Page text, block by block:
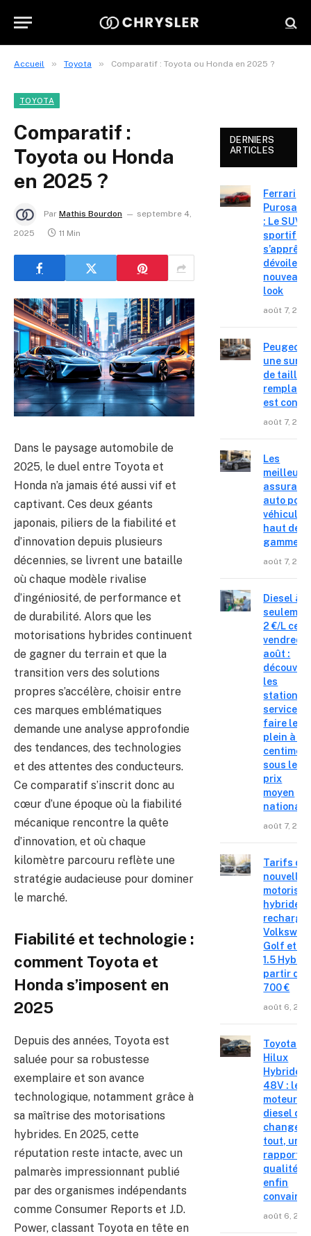
Accueil » Toyota » Comparatif : Toyota ou Honda en 2025 ?
TOYOTA
Comparatif :
Toyota ou Honda
en 2025 ?
Par Mathis Bourdon
septembre 4,
2025
11 Min
Dans le paysage automobile de
2025, le duel entre Toyota et
Honda n’a jamais été aussi vif et
captivant. Ces deux géants
japonais, piliers de la fiabilité et
d’innovation depuis plusieurs
décennies, se livrent une bataille
où chaque modèle rivalise
d’ingéniosité, de performance et
de durabilité. Alors que les
motorisations hybrides continuent
de gagner du terrain et que la
transition vers des solutions
propres s’accélère, choisir entre
ces marques emblématiques
demande une analyse approfondie
des tendances, des technologies
et des attentes des conducteurs.
Ce comparatif s’inscrit donc au
cœur d’une époque où la fiabilité
mécanique rencontre la quête
d’innovation, et où chaque
kilomètre parcouru reflète une
stratégie audacieuse pour dominer
le marché.
Fiabilité et technologie :
comment Toyota et
Honda s’imposent en
2025
Depuis des années, Toyota est
saluée pour sa robustesse
exemplaire et son avance
technologique, notamment grâce à
sa maîtrise des motorisations
hybrides. En 2025, cette
réputation reste intacte, avec un
palmarès impressionnant publié
par des organismes indépendants
comme Consumer Reports et J.D.
Power, classant Toyota en tête en
DERNIERS
ARTICLES
Ferrari
: Le SUV
sportif
s’apprête
dévoiler
nouveau
look
août 7,
Peugeot
une
de taille,
est
août 7,
Les
auto pour
véhicules
haut de
gamme
août 7,
Diesel à
2 €/L ce
vendredi
août :
les
stations-
service où
faire le
plein à 19
centimes
sous le
prix
moyen
national
août 7,
Tarifs
nouvelles
hybrides
Golf et T-
1.5 Hybrid
partir de
700 €
août 6,
Toyota
Hilux
Hybride
48V : le
moteur
diesel qui
change
tout, un
rapport
qualité-
enfin
août 6,